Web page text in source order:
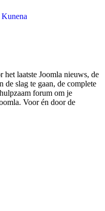
Kunena
het laatste Joomla nieuws, de
de slag te gaan, de complete
forum om je
Voor én door de